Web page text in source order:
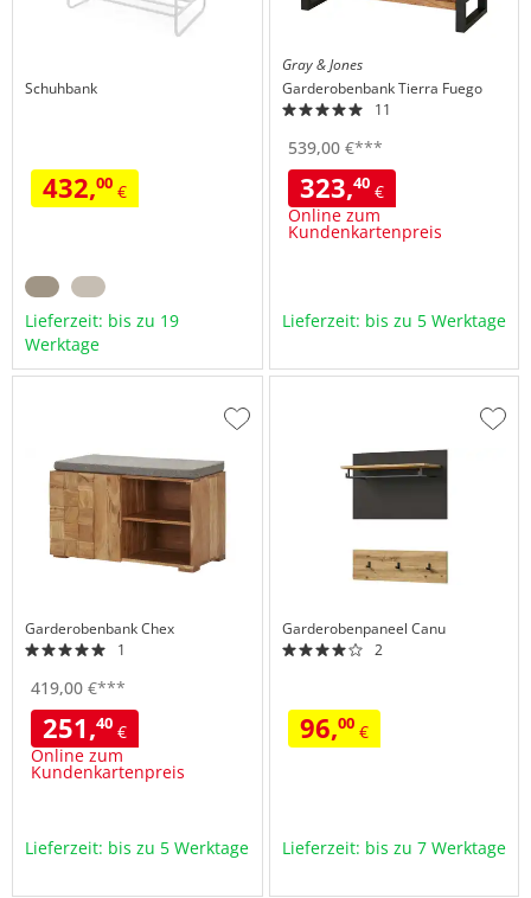
Schuhbank
432,00 €
Lieferzeit: bis zu 19
Werktage
Gray & Jones
GarderobenbankTierra Fuego
11
539,00€***
323,40€
Online zum
Kundenkartenpreis
Lieferzeit: bis zu 5 Werktage
GarderobenbankChex
1
419,00 €***
251,40 €
Online zum
Kundenkartenpreis
Zur
Lieferzeit: bis zu 5 Werktage
Garderobenpaneel Canu
2
96,00€
Zur
Lieferzeit: bis zu 7 Werktage